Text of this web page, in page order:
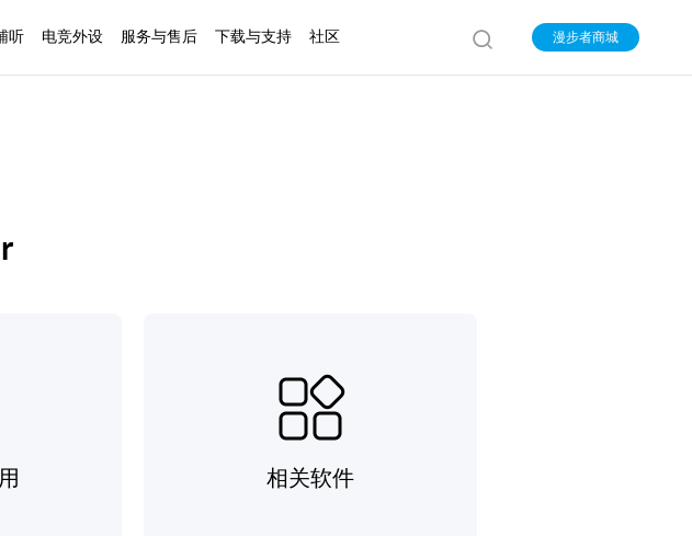
听 电竞外设 服务与售后 下载与支持 社区 漫步者商城
相关软件